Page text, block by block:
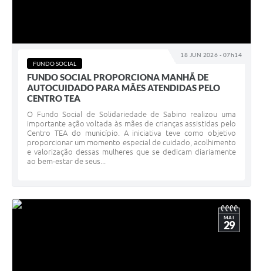
18 JUN 2026 - 07h14
FUNDO SOCIAL
FUNDO SOCIAL PROPORCIONA MANHÃ DE
AUTOCUIDADO PARA MÃES ATENDIDAS PELO
CENTRO TEA
O Fundo Social de Solidariedade de Sabino realizou uma
importante ação voltada às mães de crianças assistidas pelo
Centro TEA do município. A iniciativa teve como objetivo
proporcionar um momento especial de cuidado, acolhimento
e valorização dessas mulheres que se dedicam diariamente
ao bem-estar de seus...
MAI
29